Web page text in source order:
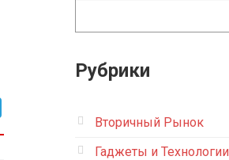
Рубрики
Вторичный Рынок
Гаджеты и Технологии